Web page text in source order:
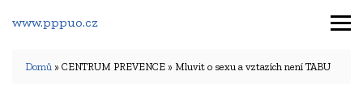
www.pppuo.cz
Domů » CENTRUM PREVENCE » Mluvit o sexu a vztazích není TABU